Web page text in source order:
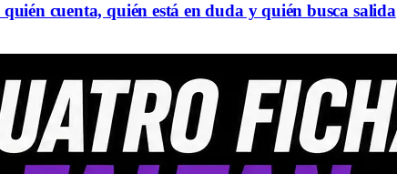
cuenta, quién está en duda y quién busca salida